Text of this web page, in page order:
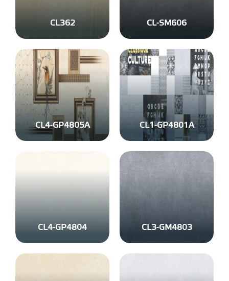
CL362 CL-SM606
CL4-GP4805A CL1-GP4801A
CL4-GP4804 CL3-GM4803